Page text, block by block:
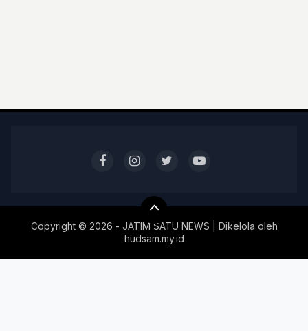
Copyright © 2026 - JATIM SATU NEWS | Dikelola oleh
hudsam.my.id